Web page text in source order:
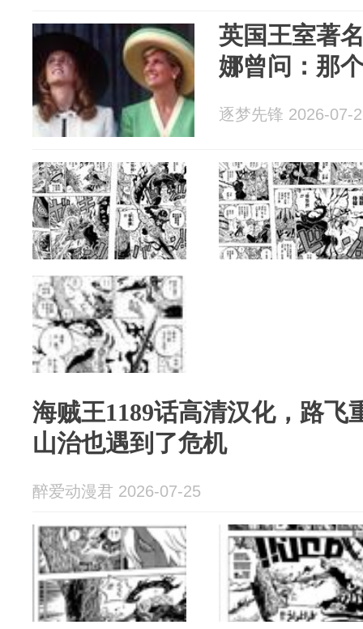
英国王室著
娜曾问：那
逐梦先锋 2026-07-
海贼王1189话高清汉化，路飞
山治也遇到了危机
醉爱动漫君 2026-07-25